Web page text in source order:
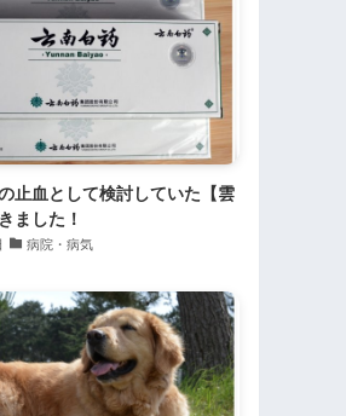
止血として検討していた【雲
ました！
病院・病気